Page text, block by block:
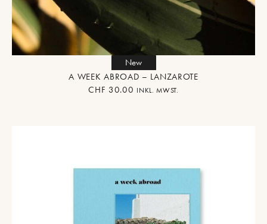
New
A WEEK ABROAD – LANZAROTE
CHF 30.00 INKL. MWST.